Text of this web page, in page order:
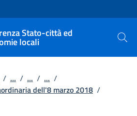
Stato-città ed
locali Cerca
/ ... / ... / ... /
dell'8 marzo 2018 /